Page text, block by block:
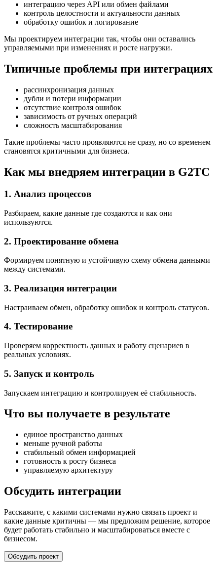
интеграцию через API или обмен файлами
контроль целостности и актуальности данных
обработку ошибок и логирование
Мы проектируем интеграции так, чтобы они оставались
управляемыми при изменениях и росте нагрузки.
Типичные проблемы при интеграциях
рассинхронизация данных
дубли и потери информации
отсутствие контроля ошибок
зависимость от ручных операций
сложность масштабирования
Такие проблемы часто проявляются не сразу, но со временем
становятся критичными для бизнеса.
Как мы внедряем интеграции в G2TC
1. Анализ процессов
Разбираем, какие данные где создаются и как они
используются.
2. Проектирование обмена
Формируем понятную и устойчивую схему обмена данными
между системами.
3. Реализация интеграции
Настраиваем обмен, обработку ошибок и контроль статусов.
4. Тестирование
Проверяем корректность данных и работу сценариев в
реальных условиях.
5. Запуск и контроль
Запускаем интеграцию и контролируем её стабильность.
Что вы получаете в результате
единое пространство данных
меньше ручной работы
стабильный обмен информацией
готовность к росту бизнеса
управляемую архитектуру
Обсудить интеграции
Расскажите, с какими системами нужно связать проект и
какие данные критичны — мы предложим решение, которое
будет работать стабильно и масштабироваться вместе с
бизнесом.
Обсудить проект